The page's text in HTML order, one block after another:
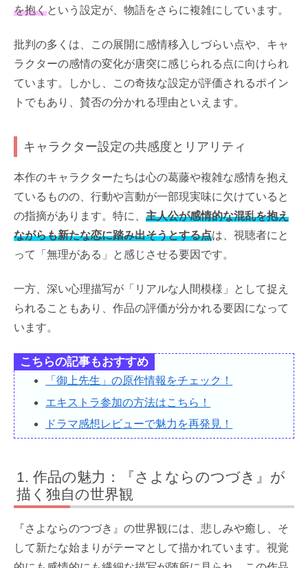
を抱くという設定が、物語をさらに複雑にしています。
批判の多くは、この展開に感情移入しづらい点や、キャ
ラクターの感情の変化が唐突に感じられる点に向けられ
ています。しかし、この奇抜な設定が評価されるポイン
トでもあり、賛否の分かれる理由といえます。
キャラクター設定の共感度とリアリティ
本作のキャラクターたちは心の葛藤や複雑な感情を抱え
ているものの、行動や言動が一部現実味に欠けていると
の指摘があります。特に、 主人公が感情的な混乱を抱え
ながらも新たな恋に踏み出そうとする点は、視聴者にと
って「無理がある」と感じさせる要因です。
一方、深い心理描写が「リアルな人間模様」として捉え
られることもあり、作品の評価が分かれる要因になって
います。
こちらの記事もおすすめ
「御上先生」の原作情報をチェック！
エキストラ参加の方法はこちら！
ドラマ感想レビューで魅力を再発見！
作品の魅力：『さよならのつづき』が
描く独自の世界観
『さよならのつづき』の世界観には、悲しみや癒し、そ
して新たな始まりがテーマとして描かれています。視覚